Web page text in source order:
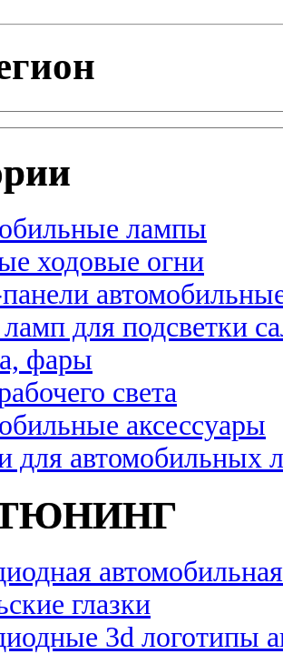
лампы
ходовые огни
для подсветки
фары
света
аксессуары
для автомобильных
глазки
3d логотипы